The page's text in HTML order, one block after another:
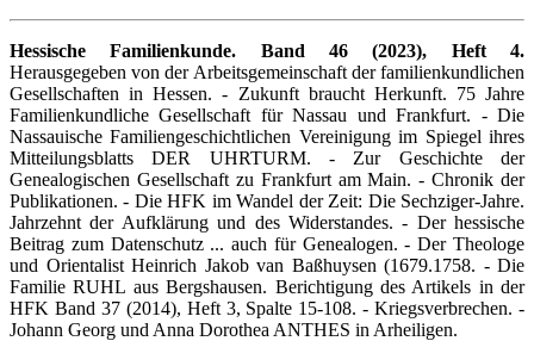
Hessische Familienkunde. Band 46 (2023), Heft 4.
Herausgegeben von der Arbeitsgemeinschaft der familienkundlichen
Gesellschaften in Hessen. - Zukunft braucht Herkunft. 75 Jahre
Familienkundliche Gesellschaft für Nassau und Frankfurt. - Die
Nassauische Familiengeschichtlichen Vereinigung im Spiegel ihres
Mitteilungsblatts DER UHRTURM. - Zur Geschichte der
Genealogischen Gesellschaft zu Frankfurt am Main. - Chronik der
Publikationen. - Die HFK im Wandel der Zeit: Die Sechziger-Jahre.
Jahrzehnt der Aufklärung und des Widerstandes. - Der hessische
Beitrag zum Datenschutz ... auch für Genealogen. - Der Theologe
und Orientalist Heinrich Jakob van Baßhuysen (1679.1758. - Die
Familie RUHL aus Bergshausen. Berichtigung des Artikels in der
HFK Band 37 (2014), Heft 3, Spalte 15-108. - Kriegsverbrechen. -
Johann Georg und Anna Dorothea ANTHES in Arheiligen.